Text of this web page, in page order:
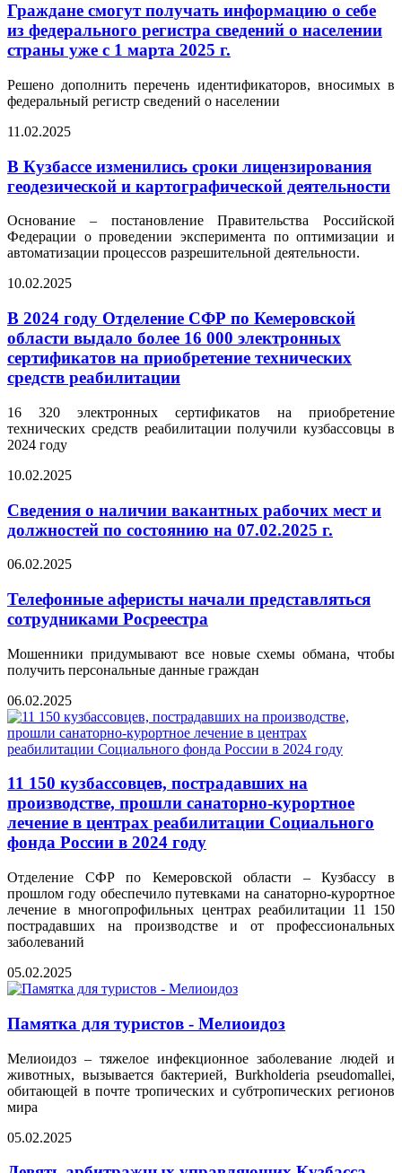
Граждане смогут получать информацию о себе
из федерального регистра сведений о населении
страны уже с 1 марта 2025 г.
Решено дополнить перечень идентификаторов, вносимых в
федеральный регистр сведений о населении
11.02.2025
В Кузбассе изменились сроки лицензирования
геодезической и картографической деятельности
Основание – постановление Правительства Российской
Федерации о проведении эксперимента по оптимизации и
автоматизации процессов разрешительной деятельности.
10.02.2025
В 2024 году Отделение СФР по Кемеровской
области выдало более 16 000 электронных
сертификатов на приобретение технических
средств реабилитации
16 320 электронных сертификатов на приобретение
технических средств реабилитации получили кузбассовцы в
2024 году
10.02.2025
Сведения о наличии вакантных рабочих мест и
должностей по состоянию на 07.02.2025 г.
06.02.2025
Телефонные аферисты начали представляться
сотрудниками Росреестра
Мошенники придумывают все новые схемы обмана, чтобы
получить персональные данные граждан
06.02.2025
11 150 кузбассовцев, пострадавших на
производстве, прошли санаторно-курортное
лечение в центрах реабилитации Социального
фонда России в 2024 году
Отделение СФР по Кемеровской области – Кузбассу в
прошлом году обеспечило путевками на санаторно-курортное
лечение в многопрофильных центрах реабилитации 11 150
пострадавших на производстве и от профессиональных
заболеваний
05.02.2025
Памятка для туристов - Мелиоидоз
Мелиоидоз – тяжелое инфекционное заболевание людей и
животных, вызывается бактерией, Burkholderia pseudomallei,
обитающей в почте тропических и субтропических регионов
мира
05.02.2025